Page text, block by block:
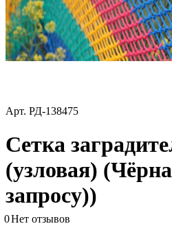
Арт. РД-138475
Сетка
(узловая)
запросу))
0Нет отзывов